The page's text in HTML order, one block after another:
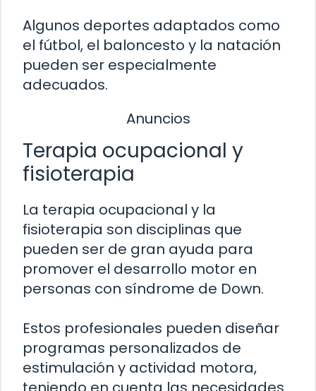
Algunos deportes adaptados como
el fútbol, el baloncesto y la natación
pueden ser especialmente
adecuados.
Anuncios
Terapia ocupacional y
fisioterapia
La terapia ocupacional y la
fisioterapia son disciplinas que
pueden ser de gran ayuda para
promover el desarrollo motor en
personas con síndrome de Down.
Estos profesionales pueden diseñar
programas personalizados de
estimulación y actividad motora,